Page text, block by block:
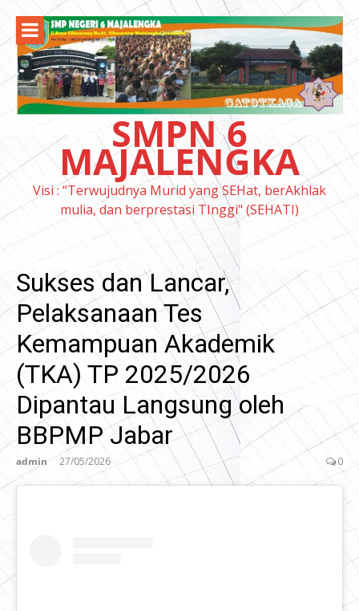
konten
SMPN 6
MAJALENGKA
Visi : “Terwujudnya Murid yang SEHat, berAkhlak
mulia, dan berprestasi TInggi" (SEHATI)
Sukses dan Lancar,
Pelaksanaan Tes
Kemampuan Akademik
(TKA) TP 2025/2026
Dipantau Langsung oleh
BBPMP Jabar
admin 27/05/2026 0